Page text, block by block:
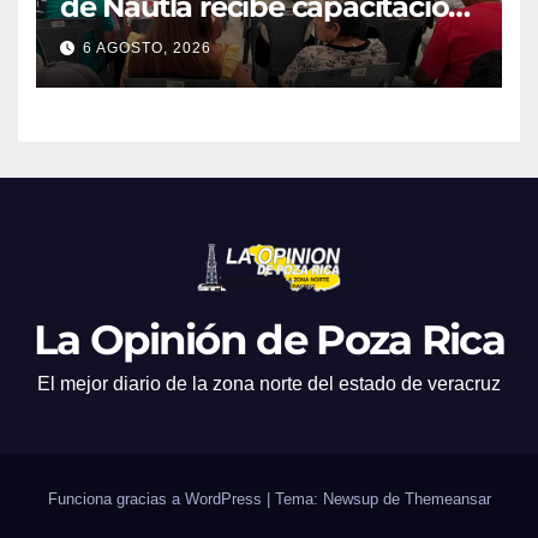
en atención a emergencias
6 AGOSTO, 2026
La Opinión de Poza Rica
El mejor diario de la zona norte del estado de veracruz
Funciona gracias a WordPress | Tema: Newsup de Themeansar